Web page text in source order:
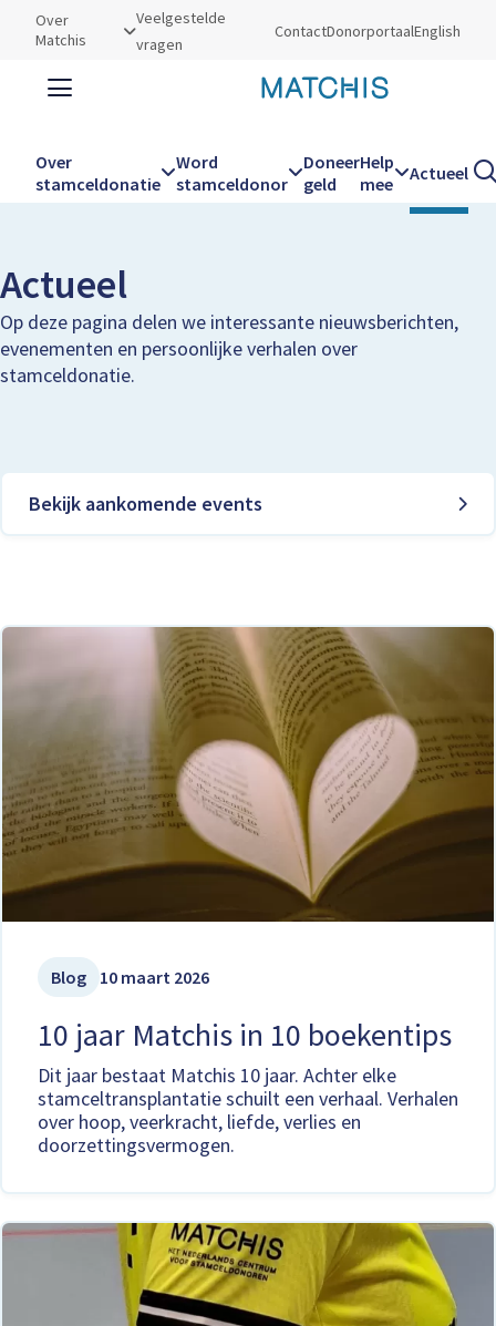
Utilities
Over
Matchis
Veelgestelde
vragen
ContactDonorportaalEnglish
Over
stamceldonatie
Word
stamceldonor
Doneer
geld
Help
mee
Actueel
Kruimelpad
Home Actueel
Actueel
Op deze pagina delen we interessante nieuwsberichten,
evenementen en persoonlijke verhalen over
stamceldonatie.
Bekijk aankomende events
Blog 10 maart 2026
10 jaar Matchis in 10 boekentips
Dit jaar bestaat Matchis 10 jaar. Achter elke
stamceltransplantatie schuilt een verhaal. Verhalen
over hoop, veerkracht, liefde, verlies en
doorzettingsvermogen.